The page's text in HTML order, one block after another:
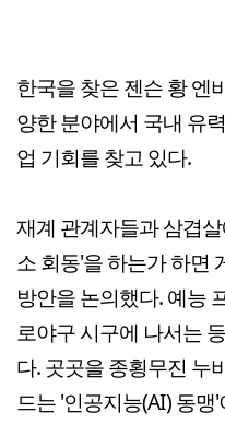
한국을 찾은 젠슨 황 엔
양한 분야에서 국내 유
업 기회를 찾고 있다.
재계 관계자들과 삼겹
소 회동'을 하는가 하면
방안을 논의했다. 예능
로야구 시구에 나서는
다. 곳곳을 종횡무진 누
드는 '인공지능(AI) 동맹'